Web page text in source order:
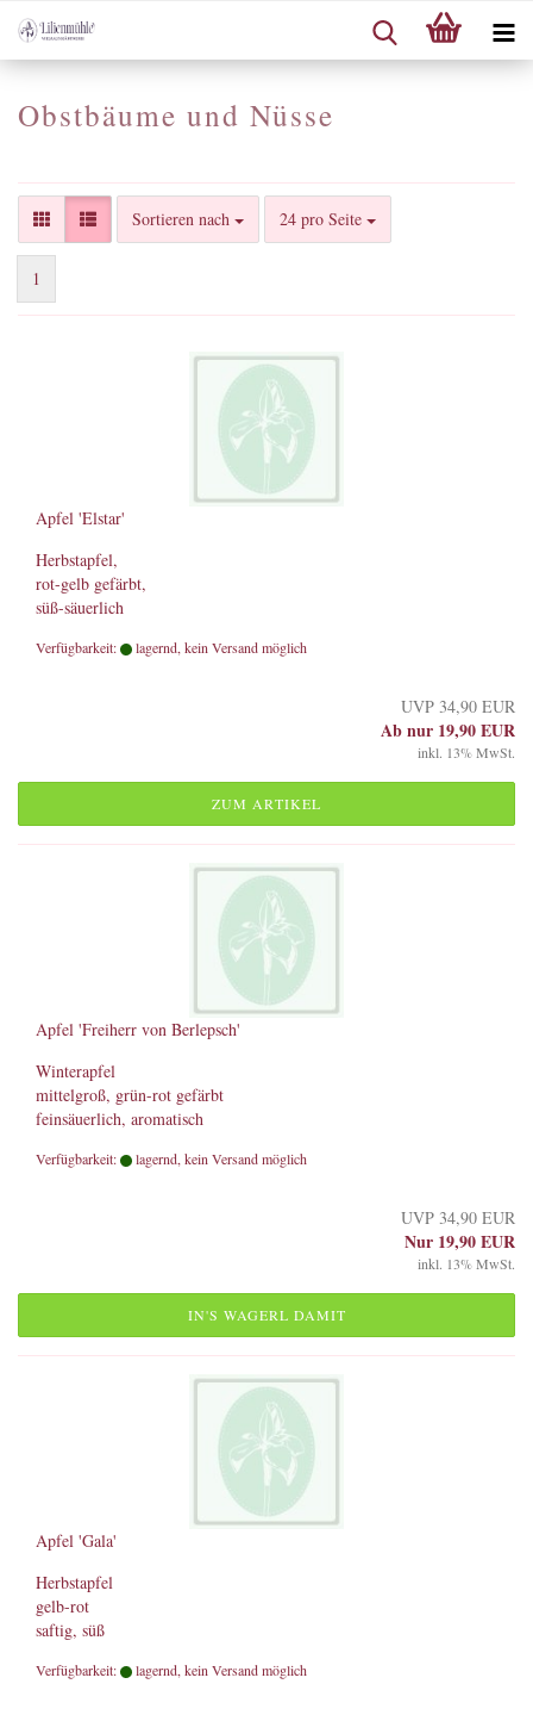
Obstbäume und Nüsse
Sortieren nach
Sortieren nach 24 pro Seite
pro Seite
1
Apfel 'Elstar'
Herbstapfel,
rot-gelb gefärbt,
süß-säuerlich
Verfügbarkeit: lagernd, kein Versand möglich
UVP 34,90 EUR
Ab nur 19,90 EUR
inkl. 13% MwSt.
ZUM ARTIKEL
Apfel 'Freiherr von Berlepsch'
Winterapfel
mittelgroß, grün-rot gefärbt
feinsäuerlich, aromatisch
Verfügbarkeit: lagernd, kein Versand möglich
UVP 34,90 EUR
Nur 19,90 EUR
inkl. 13% MwSt.
IN'S WAGERL DAMIT
Apfel 'Gala'
Herbstapfel
gelb-rot
saftig, süß
Verfügbarkeit: lagernd, kein Versand möglich